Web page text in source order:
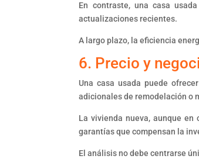
En contraste, una casa
actualizaciones recientes.
A largo plazo, la eficiencia
6. Precio y
Una casa usada puede
adicionales de remodelación o
La vivienda nueva, aunque en
garantías que compensan la
El análisis no debe centrarse